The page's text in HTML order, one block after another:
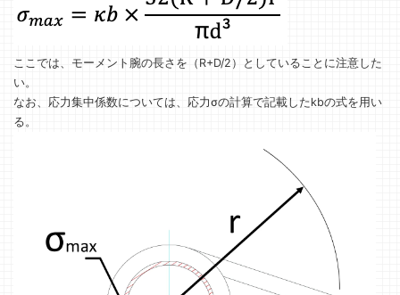
ここでは、モーメント腕の長さを（R+D/2）としていることに注意した
い。
なお、応力集中係数については、応力σの計算で記載したkbの式を用い
る。